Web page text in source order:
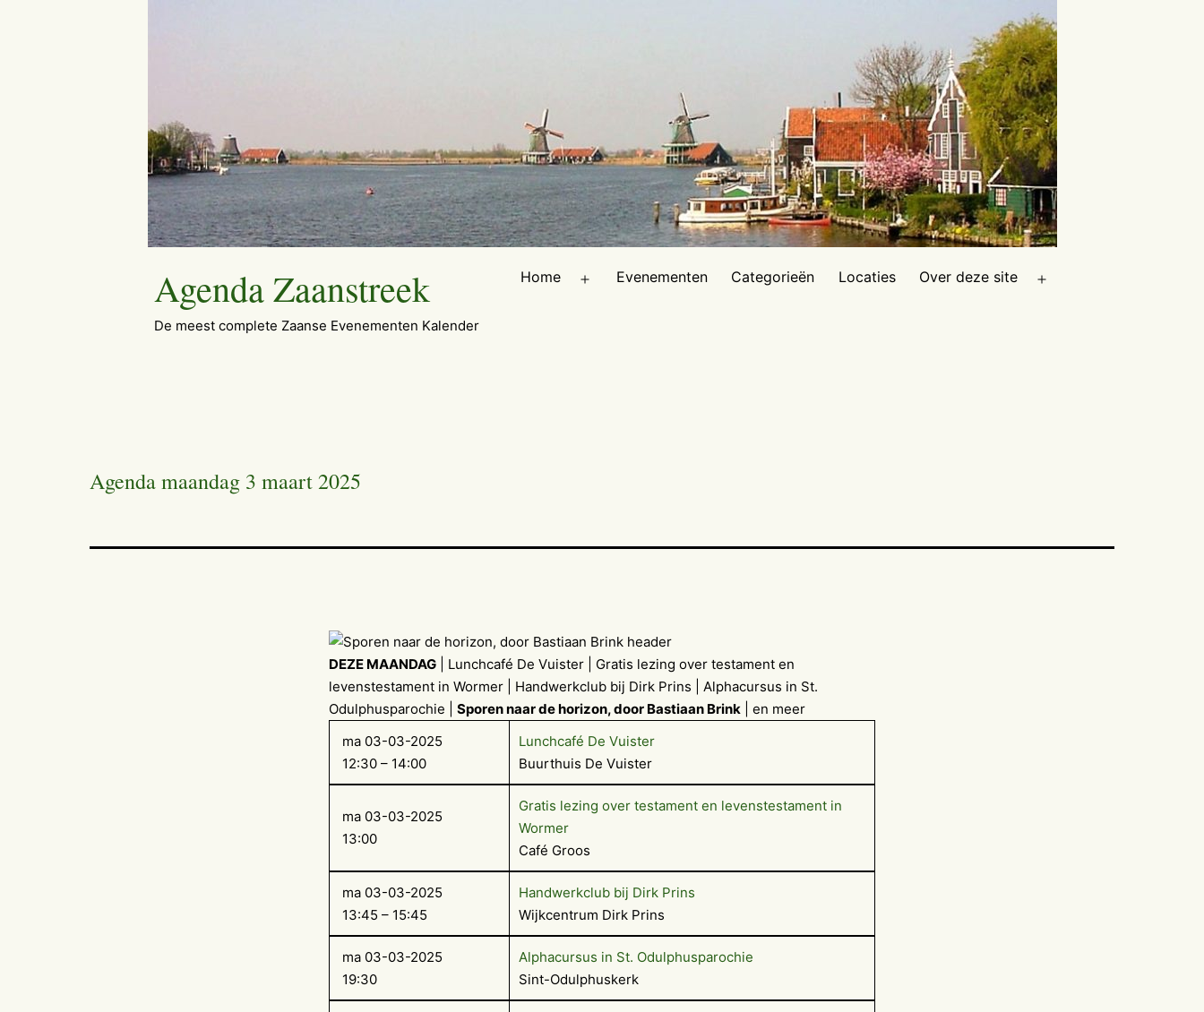
Agenda Zaanstreek
De meest complete Zaanse Evenementen Kalender
Home Evenementen Categorieën Locaties Over deze site
Agenda maandag 3 maart 2025
DEZE MAANDAG | Lunchcafé De Vuister | Gratis lezing over testament en
levenstestament in Wormer | Handwerkclub bij Dirk Prins | Alphacursus in St.
Odulphusparochie | Sporen naar de horizon, door Bastiaan Brink | en meer
ma 03-03-2025
12:30 – 14:00
Lunchcafé De Vuister
Buurthuis De Vuister
ma 03-03-2025
13:00
Gratis lezing over testament en levenstestament in
Wormer
Café Groos
ma 03-03-2025
13:45 – 15:45
Handwerkclub bij Dirk Prins
Wijkcentrum Dirk Prins
ma 03-03-2025
19:30
Alphacursus in St. Odulphusparochie
Sint-Odulphuskerk